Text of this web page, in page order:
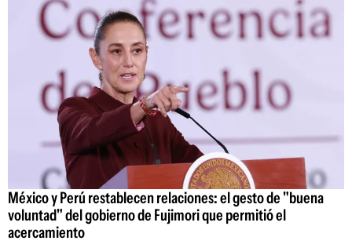
México y Perú restablecen relaciones: el gesto de "buena
voluntad" del gobierno de Fujimori que permitió el
acercamiento